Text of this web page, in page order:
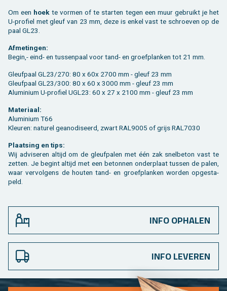
Om een hoek te vor­men of te star­ten tegen een muur ge­bruikt je het
U-pro­fiel met gleuf van 23 mm, deze is enkel vast te schroe­ven op de
paal GL23.
Af­me­tin­gen:
Begin,- eind- en tus­sen­paal voor tand- en groef­plan­ken tot 21 mm.
Gleuf­paal GL23/270: 80 x 60x 2700 mm - gleuf 23 mm
Gleuf­paal GL23/300: 80 x 60 x 3000 mm - gleuf 23 mm
Alu­mi­ni­um U-pro­fiel UGL23: 60 x 27 x 2100 mm - gleuf 23 mm
Ma­te­ri­aal:
Alu­mi­ni­um T66
Kleu­ren: na­tu­rel ge­a­no­di­seerd, zwart RAL9005 of grijs RAL7030
Plaat­sing en tips:
Wij ad­vi­se­ren al­tijd om de gleuf­pa­len met één zak snel­be­ton vast te
zet­ten. Je be­gint al­tijd met een be­ton­nen on­der­plaat tus­sen de palen,
waar ver­vol­gens de hou­ten tand- en groef­plan­ken wor­den op­ge­sta­
peld.
INFO OPHALEN
INFO LEVEREN